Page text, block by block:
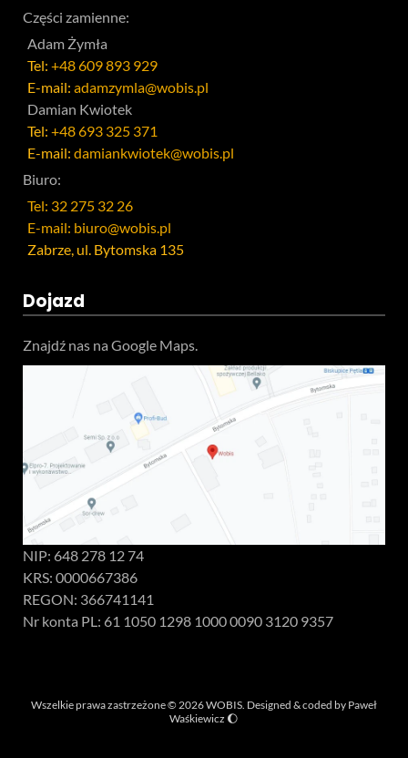
Części zamienne:
Adam Żymła
Tel: +48 609 893 929
E-mail: adamzymla@wobis.pl
Damian Kwiotek
Tel: +48 693 325 371
E-mail: damiankwiotek@wobis.pl
Biuro:
Tel: 32 275 32 26
E-mail: biuro@wobis.pl
Zabrze, ul. Bytomska 135
Dojazd
Znajdź nas na Google Maps.
NIP: 648 278 12 74
KRS: 0000667386
REGON: 366741141
Nr konta PL: 61 1050 1298 1000 0090 3120 9357
Wszelkie prawa zastrzeżone © 2026 WOBIS. Designed & coded by Paweł
Waśkiewicz 🌔